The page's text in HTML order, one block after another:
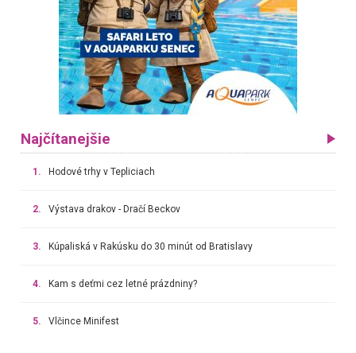
Najčítanejšie
1. Hodové trhy v Tepliciach
2. Výstava drakov - Dračí Beckov
3. Kúpaliská v Rakúsku do 30 minút od Bratislavy
4. Kam s deťmi cez letné prázdniny?
5. Vlčince Minifest